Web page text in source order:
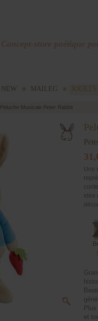
Concept-store poétique
NEW MAILEG JOUETS
Peluche Musicale Peter Rabbit
Une
idée
et